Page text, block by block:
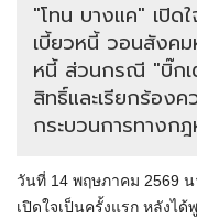
"โทน บางแค" เปิด
เบี้ยวหนี้ วอนสังค
หนี้ ส่วนกรณี "บิ๊กเ
สิทธิ์และเรียกร้องค
กระบวนการทางก
วันที่ 14 พฤษภาคม 2569
เปิดใจเป็นครั้งแรก หลังได้